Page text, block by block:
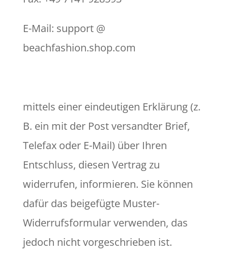
E-Mail: support @
beachfashion.shop.com
mittels einer eindeutigen Erklärung (z.
B. ein mit der Post versandter Brief,
Telefax oder E-Mail) über Ihren
Entschluss, diesen Vertrag zu
widerrufen, informieren. Sie können
dafür das beigefügte Muster-
Widerrufsformular verwenden, das
jedoch nicht vorgeschrieben ist.